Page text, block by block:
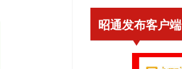
昭通发布客户端